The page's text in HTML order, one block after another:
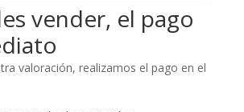
vender, el pago
valoración, realizamos el pago en el